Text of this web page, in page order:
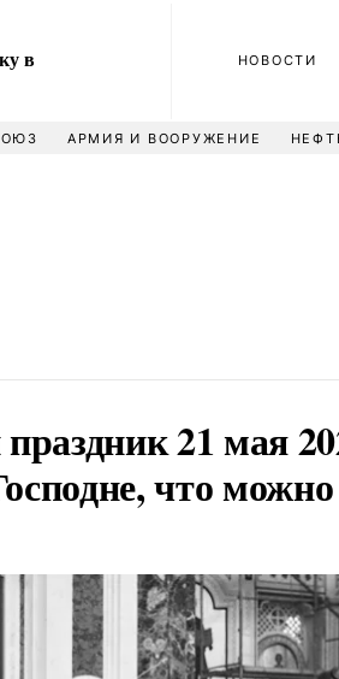
в
НОВОСТИ
АРМИЯ И ВООРУЖЕНИЕ
21 мая
что